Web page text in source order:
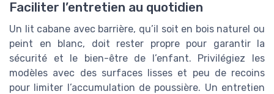
Faciliter l’entretien au quotidien
Un lit cabane avec barrière, qu’il soit en bois naturel ou
peint en blanc, doit rester propre pour garantir la
sécurité et le bien-être de l’enfant. Privilégiez les
modèles avec des surfaces lisses et peu de recoins
pour limiter l’accumulation de poussière. Un entretien